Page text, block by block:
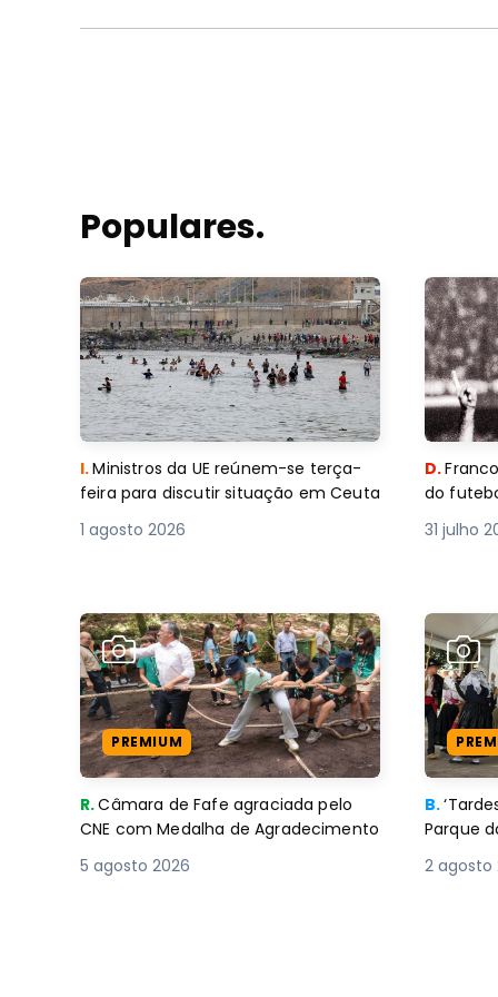
Populares.
I.Ministros da UE reúnem-se terça-
feira para discutir situação em Ceuta
1 agosto 2026
D.
do
31 julho
PREMIUM
R.Câmara de Fafe agraciada pelo
CNE com Medalha de Agradecimento
5 agosto 2026
B.
Parque
2 agosto